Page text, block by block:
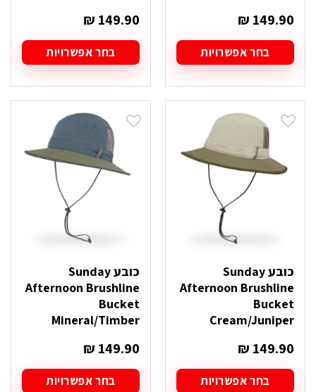
₪ 149.90
בחר אפשרויות
זה
יש
סוגים.
לבחור
את
האפשרויות
₪ 149.90
בחר אפשרויות
זה
יש
סוגים.
לבחור
האפשרויות
כובע Sunday
Afternoon Brushline
Bucket
Cream/Juniper
₪ 149.90
בחר אפשרויות
כובע Sunday
Afternoon Brushline
Bucket
Mineral/Timber
₪ 149.90
בחר אפשרויות